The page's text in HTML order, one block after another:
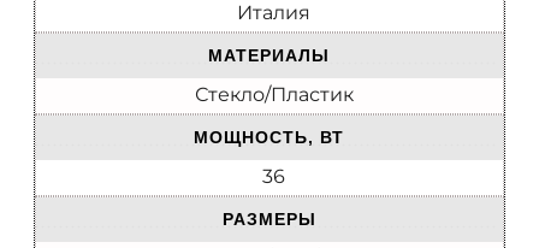
Италия
МАТЕРИАЛЫ
Стекло/Пластик
МОЩНОСТЬ, ВТ
36
РАЗМЕРЫ